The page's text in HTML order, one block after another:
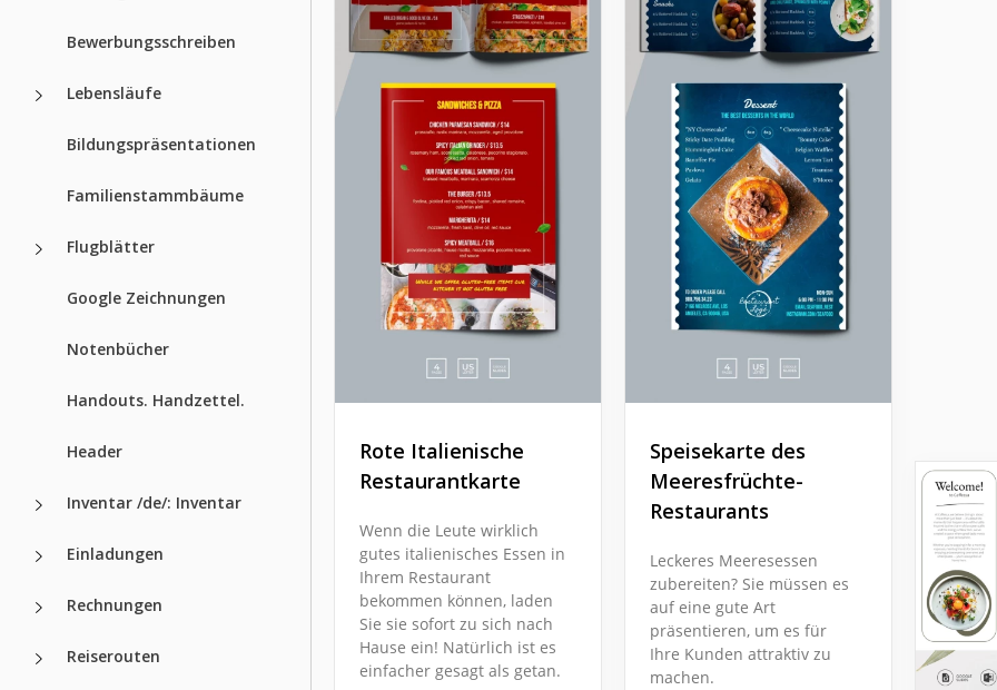
Bewerbungsschreiben
Lebensläufe
Bildungspräsentationen
Familienstammbäume
Flugblätter
Google Zeichnungen
Notenbücher
Handouts. Handzettel.
Header
Inventar /de/: Inventar
Einladungen
Rechnungen
Reiserouten
Rote Italienische
Restaurantkarte
Wenn die Leute wirklich
gutes italienisches Essen in
Ihrem Restaurant
bekommen können, laden
Sie sie sofort zu sich nach
Hause ein! Natürlich ist es
einfacher gesagt als getan.
Speisekarte des
Meeresfrüchte-
Restaurants
Leckeres Meeresessen
zubereiten? Sie müssen es
auf eine gute Art
präsentieren, um es für
Ihre Kunden attraktiv zu
machen.